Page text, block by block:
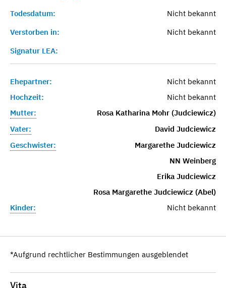
Todesdatum:
Nicht bekannt
Verstorben in:
Nicht bekannt
Signatur LEA:
Ehepartner:
Nicht bekannt
Hochzeit:
Nicht bekannt
Mutter:
Rosa Katharina Mohr (Judciewicz)
Vater:
David Judciewicz
Geschwister:
Margarethe Judciewicz
NN Weinberg
Erika Judciewicz
Rosa Margarethe Judciewicz (Abel)
Kinder:
Nicht bekannt
*Aufgrund rechtlicher Bestimmungen ausgeblendet
Vita